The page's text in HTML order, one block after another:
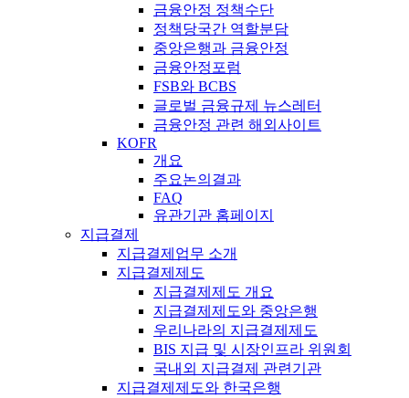
금융안정 정책수단
정책당국간 역할분담
중앙은행과 금융안정
금융안정포럼
FSB와 BCBS
글로벌 금융규제 뉴스레터
금융안정 관련 해외사이트
KOFR
개요
주요논의결과
FAQ
유관기관 홈페이지
지급결제
지급결제업무 소개
지급결제제도
지급결제제도 개요
지급결제제도와 중앙은행
우리나라의 지급결제제도
BIS 지급 및 시장인프라 위원회
국내외 지급결제 관련기관
지급결제제도와 한국은행